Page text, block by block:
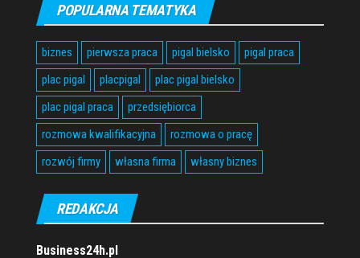
POPULARNA TEMATYKA
biznes pierwsza praca pigal bielsko
pigal praca
plac pigal
placpigal
plac pigal bielsko
plac pigal praca
przedsiębiorca
rozmowa kwalifikacyjna
rozmowa o pracę
rozwój firmy
własna firma własny biznes
REDAKCJA
Business24h.pl